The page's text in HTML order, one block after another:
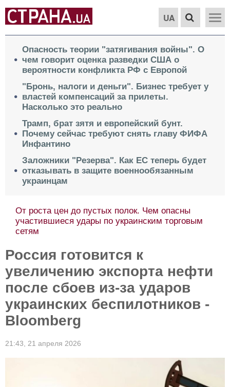
UA
Опасность теории "затягивания войны". О
чем говорит оценка разведки США о
вероятности конфликта РФ с Европой
"Бронь, налоги и деньги". Бизнес требует у
властей компенсаций за прилеты.
Насколько это реально
Трамп, брат зятя и европейский бунт.
Почему сейчас требуют снять главу ФИФА
Инфантино
Заложники "Резерва". Как ЕС теперь будет
отказывать в защите военнообязанным
украинцам
От роста цен до пустых полок. Чем опасны
участившиеся удары по украинским торговым
сетям
Россия готовится к
увеличению экспорта нефти
после сбоев из-за ударов
украинских беспилотников -
Bloomberg
21:43, 21 апреля 2026